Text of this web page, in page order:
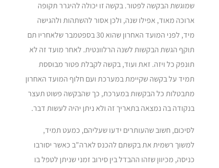
שמוגשת הבקשה לפטור. בקשה זו יכולה להיגרר תקופה
ארוכה מאוד, אפילו שנה, ולכן אסור להשתהות ולהגישה
מיד, לפני המועד האחרון שהוא 30 בספטמבר שלאחריו תם
תוקף הגשת הבקשות לשנה הרלוונטית. לאחר מועד זה לא
תונפק כל ויזה. זאת ועוד, בקשה לקבלת פטור מבוססת
תמיד על בקשה שקיימת במערכת ועם חלוף המועד האחרון
מתבטלות כל הבקשות במערכת, כך שהבקשה פשוט תעצר
בנקודה בה נמצאה בתאריך זה ולא ניתן יהיה לעשות דבר.
לסיכום, חשוב שהעותרים ידעו שעליהם, כמעט תמיד,
למשוך רשמית את בקשתם להכנס לארה"ב כאשר יסורבו
כניסה, מכיוון שזהו ההבדל בין סירוב זמני שניתן לטפל בו